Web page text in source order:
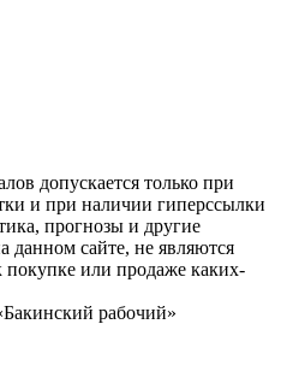
допускается только при
и при наличии гиперссылки
прогнозы и другие
данном сайте, не являются
или продаже каких-
рабочий»